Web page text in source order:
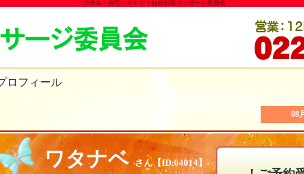
ホテル・自宅へ今すぐ！仙台出張マッサージ委員会
ロフィール
08
ワタナベさん【ID:04014】